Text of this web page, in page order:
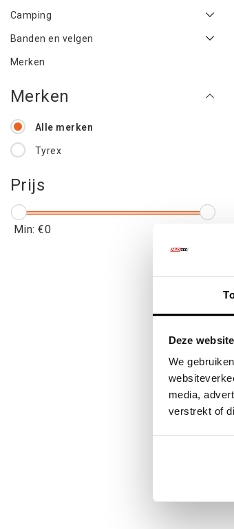
Deze
We
media,
verstrekt of
Camping
Banden en velgen
Merken
Merken
Alle merken
Tyrex
Prijs
Min: €0